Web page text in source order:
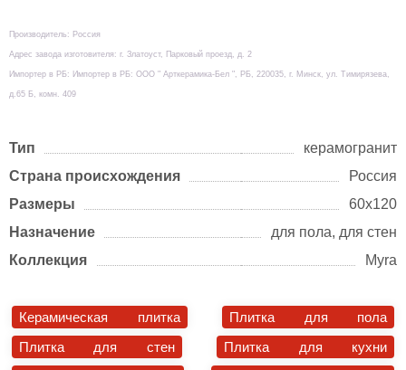
Производитель: Россия
Адрес завода изготовителя: г. Златоуст, Парковый проезд, д. 2
Импортер в РБ: Импортер в РБ: ООО " Арткерамика-Бел ", РБ, 220035, г. Минск, ул. Тимирязева,
д.65 Б, комн. 409
Тип
керамогранит
Страна происхождения
Россия
Размеры
60х120
Назначение
для пола, для стен
Коллекция
Myra
Керамическая плитка
Плитка для пола
Плитка для стен
Плитка для кухни